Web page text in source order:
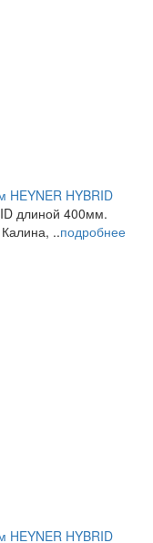
HEYNER HYBRID
длиной 400мм.
..подробнее
HEYNER HYBRID